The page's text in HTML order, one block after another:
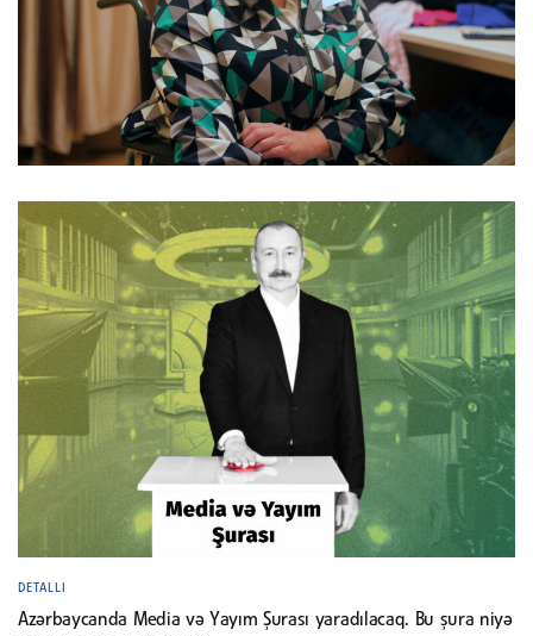
DETALLI
Azərbaycanda Media və Yayım Şurası yaradılacaq. Bu şura niyə